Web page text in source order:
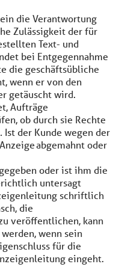
die Verantwortung
Zulässigkeit der für
Text- und
bei Entgegennahme
die geschäftsübliche
wenn er von den
getäuscht wird.
Aufträge
ob durch sie Rechte
der Kunde wegen der
abgemahnt oder
oder ist ihm die
untersagt
schriftlich
die
veröffentlichen, kann
wenn sein
für die
eingeht.